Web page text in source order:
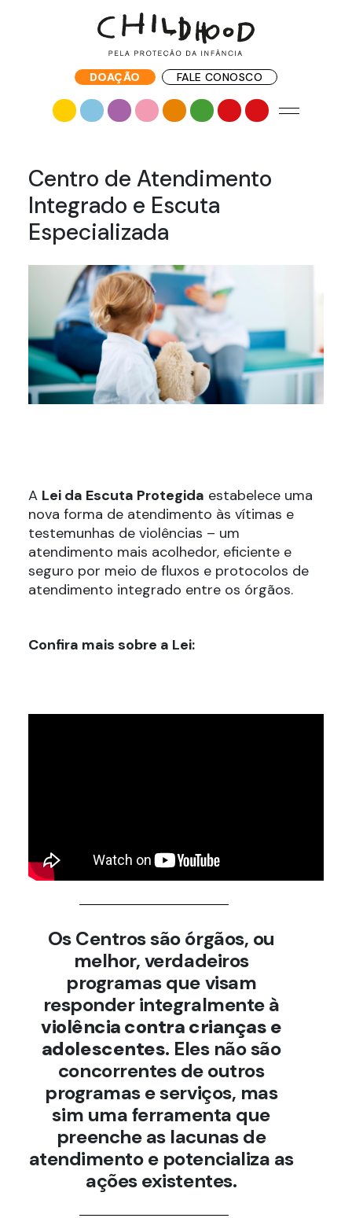
DOAÇÃO FALE CONOSCO
Centro de Atendimento
Integrado e Escuta
Especializada
A Lei da Escuta Protegida estabelece uma
nova forma de atendimento às vítimas e
testemunhas de violências – um
atendimento mais acolhedor, eficiente e
seguro por meio de fluxos e protocolos de
atendimento integrado entre os órgãos.
Confira mais sobre a Lei:
Os Centros são órgãos, ou
melhor, verdadeiros
programas que visam
responder integralmente à
violência contra crianças e
adolescentes. Eles não são
concorrentes de outros
programas e serviços, mas
sim uma ferramenta que
preenche as lacunas de
atendimento e potencializa as
ações existentes.